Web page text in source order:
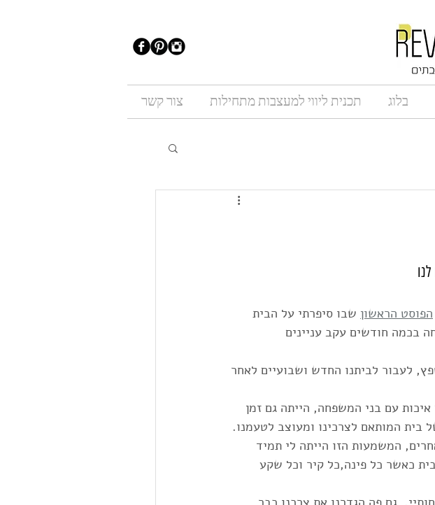
צור קשר תכנית ליווי למעצבות מתחילות בלוג
הפוסט הראשון שבו סיפרתי על הבית
בכמה חודשים עקב עניינים
לעבור לביתנו החדש ושבועיים לאחר
עם בני המשפחה, הייתה גם זמן
בית המותאם לצרכינו ומעוצב לטעמנו.
המשמעות הזו הייתה לי תמיד
כאשר כל פינה,כל קיר וכל שקע